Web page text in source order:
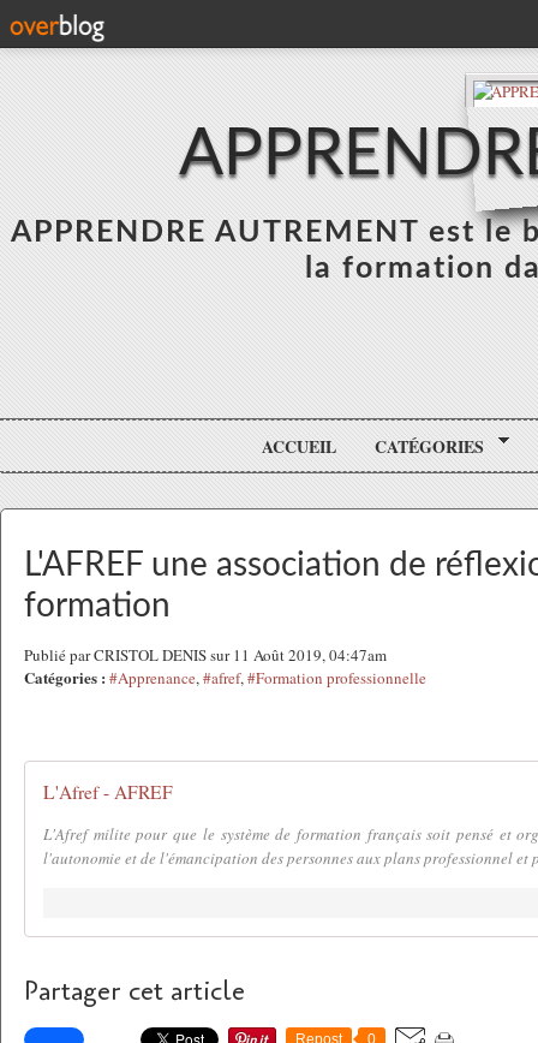
APPRENDRE AUTREMENT est
la formation
ACCUEIL CATÉGORIES
L'AFREF une association de
formation
Publié par CRISTOL DENIS sur 11 Août 2019, 04:47am
Catégories : #Apprenance,#afref,#Formation professionnelle
L'Afref - AFREF
L'Afref milite pour que le système de formation français soit pensé et
l'autonomie et de l'émancipation des personnes aux plans professionnel et
Partager cet article
Repost 0